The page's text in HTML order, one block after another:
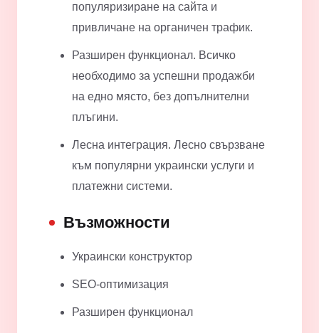
популяризиране на сайта и
привличане на органичен трафик.
Разширен функционал. Всичко
необходимо за успешни продажби
на едно място, без допълнителни
плъгини.
Лесна интеграция. Лесно свързване
към популярни украински услуги и
платежни системи.
Възможности
Украински конструктор
SEO-оптимизация
Разширен функционал